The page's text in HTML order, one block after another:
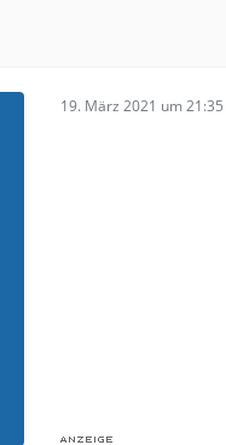
19. März 2021 um 21:35